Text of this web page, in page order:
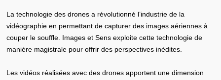
La technologie des drones a révolutionné l’industrie de la
vidéographie en permettant de capturer des images aériennes à
couper le souffle. Images et Sens exploite cette technologie de
manière magistrale pour offrir des perspectives inédites.
Les vidéos réalisées avec des drones apportent une dimension